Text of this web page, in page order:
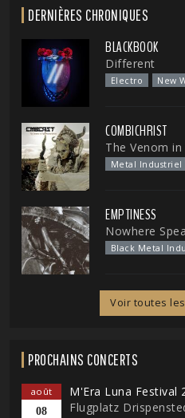
DERNIÈRES CHRONIQUES
BLACKBOOK
Different
Electro New
COMBICHRIST
The Venom
Metal Industriel
EMPTINESS
Nowhere
Black Metal
Voir toutes
PROCHAINS CONCERTS
août
08
M'Era Luna Festival
Flugplatz